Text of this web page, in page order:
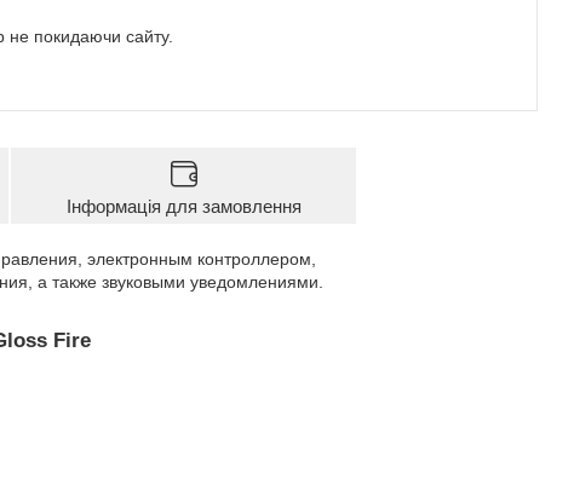
не покидаючи сайту.
Інформація для замовлення
электронным контроллером,
а также звуковыми уведомлениями.
Fire